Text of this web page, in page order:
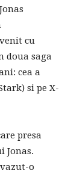
cu
doua saga
cea a
si pe X-
presa
Jonas.
o